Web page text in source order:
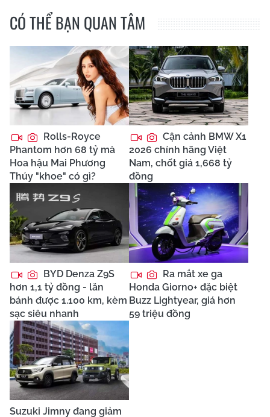
CÓ THỂ BẠN QUAN TÂM
Rolls-Royce
Phantom hơn 68 tỷ mà
Hoa hậu Mai Phương
Thúy "khoe" có gì?
Cận cảnh BMW X1
2026 chính hãng Việt
Nam, chốt giá 1,668 tỷ
đồng
BYD Denza Z9S
hơn 1,1 tỷ đồng - lăn
bánh được 1.100 km, kèm
sạc siêu nhanh
Ra mắt xe ga
Honda Giorno+ đặc biệt
Buzz Lightyear, giá hơn
59 triệu đồng
Suzuki Jimny đang giảm